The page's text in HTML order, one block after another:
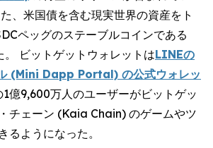
、米国債を含む現実世界の資産をト
ペッグのステーブルコインである
。 ビットゲットウォレットはLINEの
(Mini Dapp Portal) の公式ウォレッ
億9,600万人のユーザーがビットゲッ
チェーン (Kaia Chain) のゲームやツ
るようになった。